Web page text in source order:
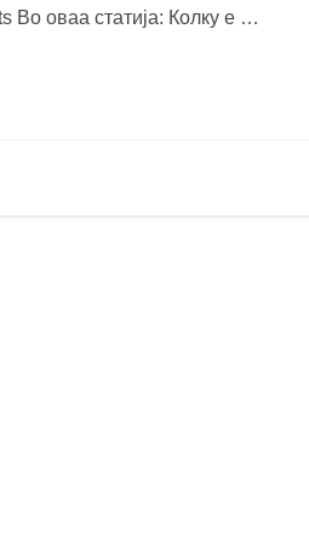
Во оваа статија: Колку е …